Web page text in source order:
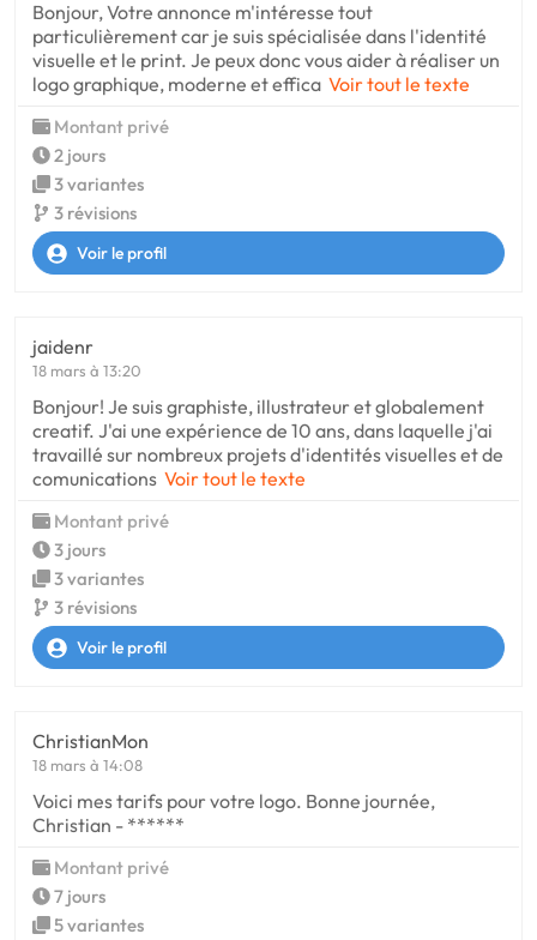
Bonjour, Votre annonce m'intéresse tout
particulièrement car je suis spécialisée dans l'identité
visuelle et le print. Je peux donc vous aider à réaliser un
logo graphique, moderne et effica Voir tout le texte
Montant privé
2 jours
3 variantes
3 révisions
Voir le profil
jaidenr
18 mars à 13:20
Bonjour! Je suis graphiste, illustrateur et globalement
creatif. J'ai une expérience de 10 ans, dans laquelle j'ai
travaillé sur nombreux projets d'identités visuelles et de
comunications Voir tout le texte
Montant privé
3 jours
3 variantes
3 révisions
Voir le profil
ChristianMon
18 mars à 14:08
Voici mes tarifs pour votre logo. Bonne journée,
Christian - ******
Montant privé
7 jours
5 variantes